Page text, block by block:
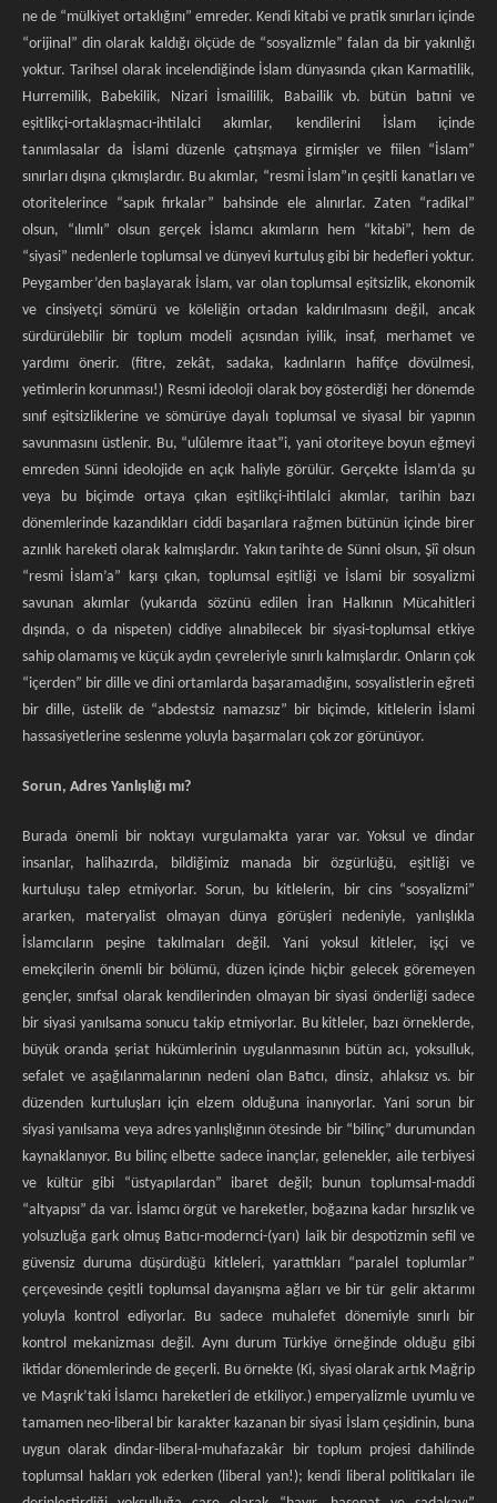
ne de “mülkiyet ortaklığını” emreder. Kendi kitabi ve pratik sınırları içinde
“orijinal” din olarak kaldığı ölçüde de “sosyalizmle” falan da bir yakınlığı
yoktur. Tarihsel olarak incelendiğinde İslam dünyasında çıkan Karmatilik,
Hurremilik, Babekilik, Nizari İsmaililik, Babailik vb. bütün batıni ve
eşitlikçi-ortaklaşmacı-ihtilalci akımlar, kendilerini İslam içinde
tanımlasalar da İslami düzenle çatışmaya girmişler ve fiilen “İslam”
sınırları dışına çıkmışlardır. Bu akımlar, “resmi İslam”ın çeşitli kanatları ve
otoritelerince “sapık fırkalar” bahsinde ele alınırlar. Zaten “radikal”
olsun, “ılımlı” olsun gerçek İslamcı akımların hem “kitabi”, hem de
“siyasi” nedenlerle toplumsal ve dünyevi kurtuluş gibi bir hedefleri yoktur.
Peygamber’den başlayarak İslam, var olan toplumsal eşitsizlik, ekonomik
ve cinsiyetçi sömürü ve köleliğin ortadan kaldırılmasını değil, ancak
sürdürülebilir bir toplum modeli açısından iyilik, insaf, merhamet ve
yardımı önerir. (fitre, zekât, sadaka, kadınların hafifçe dövülmesi,
yetimlerin korunması!) Resmi ideoloji olarak boy gösterdiği her dönemde
sınıf eşitsizliklerine ve sömürüye dayalı toplumsal ve siyasal bir yapının
savunmasını üstlenir. Bu, “ulûlemre itaat”i, yani otoriteye boyun eğmeyi
emreden Sünni ideolojide en açık haliyle görülür. Gerçekte İslam’da şu
veya bu biçimde ortaya çıkan eşitlikçi-ihtilalci akımlar, tarihin bazı
dönemlerinde kazandıkları ciddi başarılara rağmen bütünün içinde birer
azınlık hareketi olarak kalmışlardır. Yakın tarihte de Sünni olsun, Şiî olsun
“resmi İslam’a” karşı çıkan, toplumsal eşitliği ve İslami bir sosyalizmi
savunan akımlar (yukarıda sözünü edilen İran Halkının Mücahitleri
dışında, o da nispeten) ciddiye alınabilecek bir siyasi-toplumsal etkiye
sahip olamamış ve küçük aydın çevreleriyle sınırlı kalmışlardır. Onların çok
“içerden” bir dille ve dini ortamlarda başaramadığını, sosyalistlerin eğreti
bir dille, üstelik de “abdestsiz namazsız” bir biçimde, kitlelerin İslami
hassasiyetlerine seslenme yoluyla başarmaları çok zor görünüyor.
Sorun, Adres Yanlışlığı mı?
Burada önemli bir noktayı vurgulamakta yarar var. Yoksul ve dindar
insanlar, halihazırda, bildiğimiz manada bir özgürlüğü, eşitliği ve
kurtuluşu talep etmiyorlar. Sorun, bu kitlelerin, bir cins “sosyalizmi”
ararken, materyalist olmayan dünya görüşleri nedeniyle, yanlışlıkla
İslamcıların peşine takılmaları değil. Yani yoksul kitleler, işçi ve
emekçilerin önemli bir bölümü, düzen içinde hiçbir gelecek göremeyen
gençler, sınıfsal olarak kendilerinden olmayan bir siyasi önderliği sadece
bir siyasi yanılsama sonucu takip etmiyorlar. Bu kitleler, bazı örneklerde,
büyük oranda şeriat hükümlerinin uygulanmasının bütün acı, yoksulluk,
sefalet ve aşağılanmalarının nedeni olan Batıcı, dinsiz, ahlaksız vs. bir
düzenden kurtuluşları için elzem olduğuna inanıyorlar. Yani sorun bir
siyasi yanılsama veya adres yanlışlığının ötesinde bir “bilinç” durumundan
kaynaklanıyor. Bu bilinç elbette sadece inançlar, gelenekler, aile terbiyesi
ve kültür gibi “üstyapılardan” ibaret değil; bunun toplumsal-maddi
“altyapısı” da var. İslamcı örgüt ve hareketler, boğazına kadar hırsızlık ve
yolsuzluğa gark olmuş Batıcı-modernci-(yarı) laik bir despotizmin sefil ve
güvensiz duruma düşürdüğü kitleleri, yarattıkları “paralel toplumlar”
çerçevesinde çeşitli toplumsal dayanışma ağları ve bir tür gelir aktarımı
yoluyla kontrol ediyorlar. Bu sadece muhalefet dönemiyle sınırlı bir
kontrol mekanizması değil. Aynı durum Türkiye örneğinde olduğu gibi
iktidar dönemlerinde de geçerli. Bu örnekte (Ki, siyasi olarak artık Mağrip
ve Maşrık’taki İslamcı hareketleri de etkiliyor.) emperyalizmle uyumlu ve
tamamen neo-liberal bir karakter kazanan bir siyasi İslam çeşidinin, buna
uygun olarak dindar-liberal-muhafazakâr bir toplum projesi dahilinde
toplumsal hakları yok ederken (liberal yan!); kendi liberal politikaları ile